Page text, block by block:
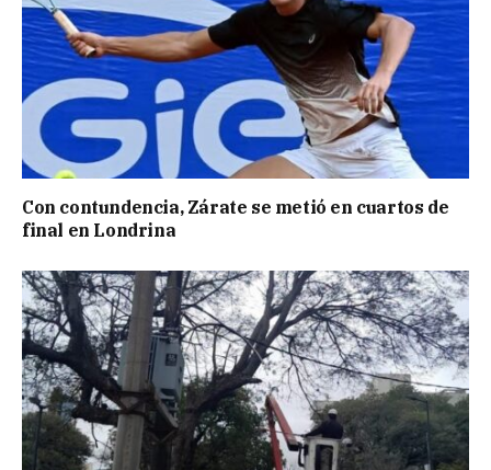
Con contundencia, Zárate se metió en cuartos de
final en Londrina